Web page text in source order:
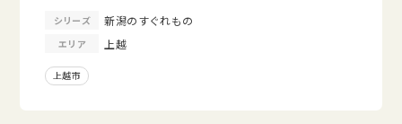
シリーズ 新潟のすぐれもの
エリア 上越
上越市